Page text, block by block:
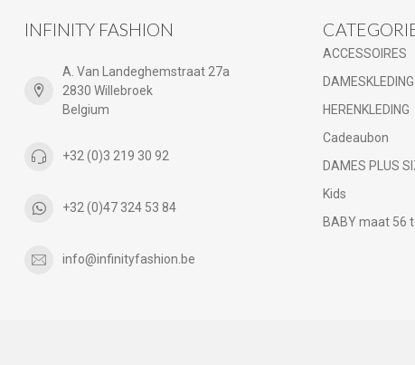
INFINITY FASHION
A. Van Landeghemstraat 27a
2830 Willebroek
Belgium
+32 (0)3 219 30 92
+32 (0)47 324 53 84
info@infinityfashion.be
ACCESSOIRES
DAMESKLEDING
HERENKLEDING
Cadeaubon
DAMES PLUS
Kids
BABY maat 56